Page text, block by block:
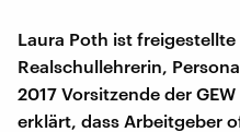
Laura Poth ist
Realschullehrerin,
2017 Vorsitzende der
erklärt, dass Arbeitgeber